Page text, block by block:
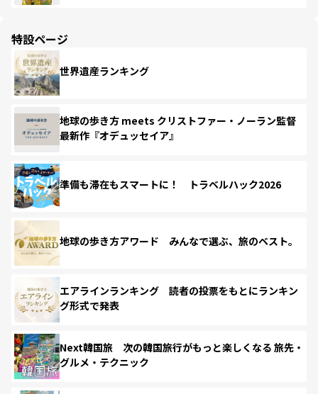
特設ページ
世界遺産ランキング
地球の歩き方 meets クリストファー・ノーラン監督
最新作『オデュッセイア』
準備も滞在もスマートに！ トラベルハック2026
地球の歩き方アワード みんなで選ぶ、旅のベスト。
エアラインランキング 読者の投票をもとにランキン
グ形式で発表
Next韓国旅 次の韓国旅行がもっと楽しくなる 旅先・
グルメ・テクニック